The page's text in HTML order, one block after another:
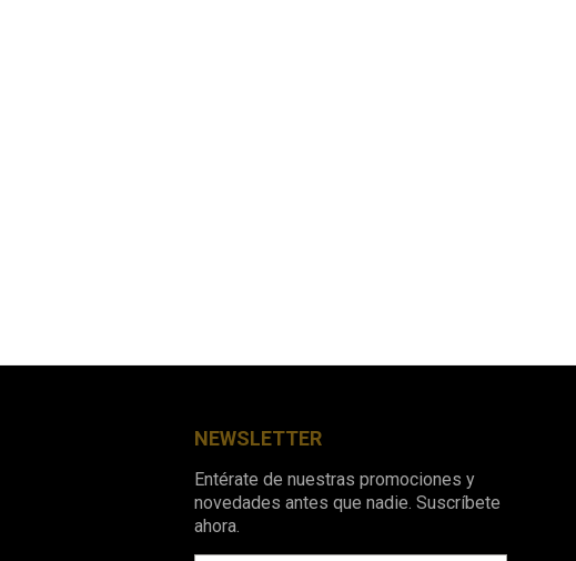
NEWSLETTER
Entérate de nuestras promociones y
novedades antes que nadie. Suscríbete
ahora.